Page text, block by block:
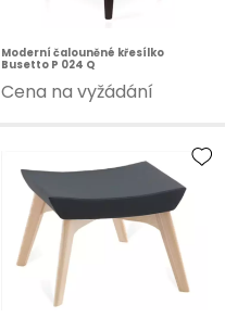
Moderní čalouněné křesílko
Busetto P 024 Q
Cena na vyžádání